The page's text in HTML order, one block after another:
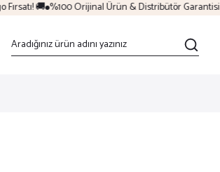
🚚 %100 Orijinal Ürün & Distribütör Garantisi 🛡️